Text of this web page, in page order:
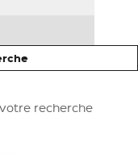
recherche